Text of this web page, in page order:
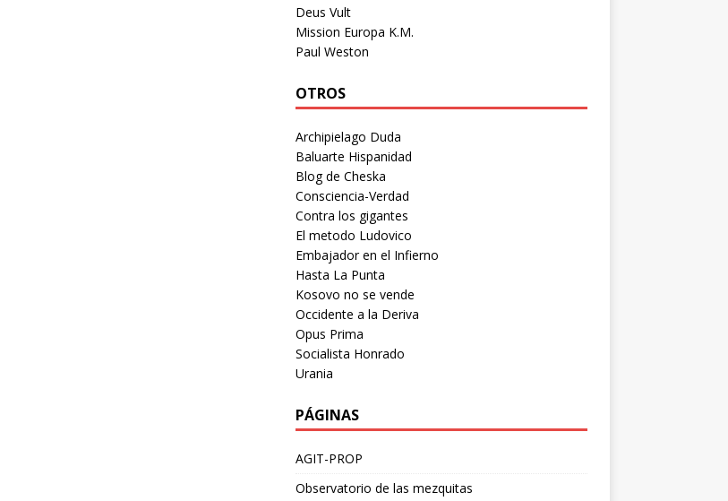
Deus Vult
Mission Europa K.M.
Paul Weston
OTROS
Archipielago Duda
Baluarte Hispanidad
Blog de Cheska
Consciencia-Verdad
Contra los gigantes
El metodo Ludovico
Embajador en el Infierno
Hasta La Punta
Kosovo no se vende
Occidente a la Deriva
Opus Prima
Socialista Honrado
Urania
PÁGINAS
AGIT-PROP
Observatorio de las mezquitas